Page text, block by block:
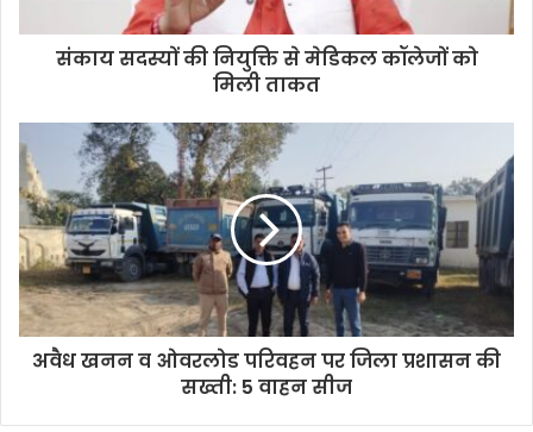
संकाय सदस्यों की नियुक्ति से मेडिकल कॉलेजों को
मिली ताकत
अवैध खनन व ओवरलोड परिवहन पर जिला प्रशासन की
सख्ती: 5 वाहन सीज